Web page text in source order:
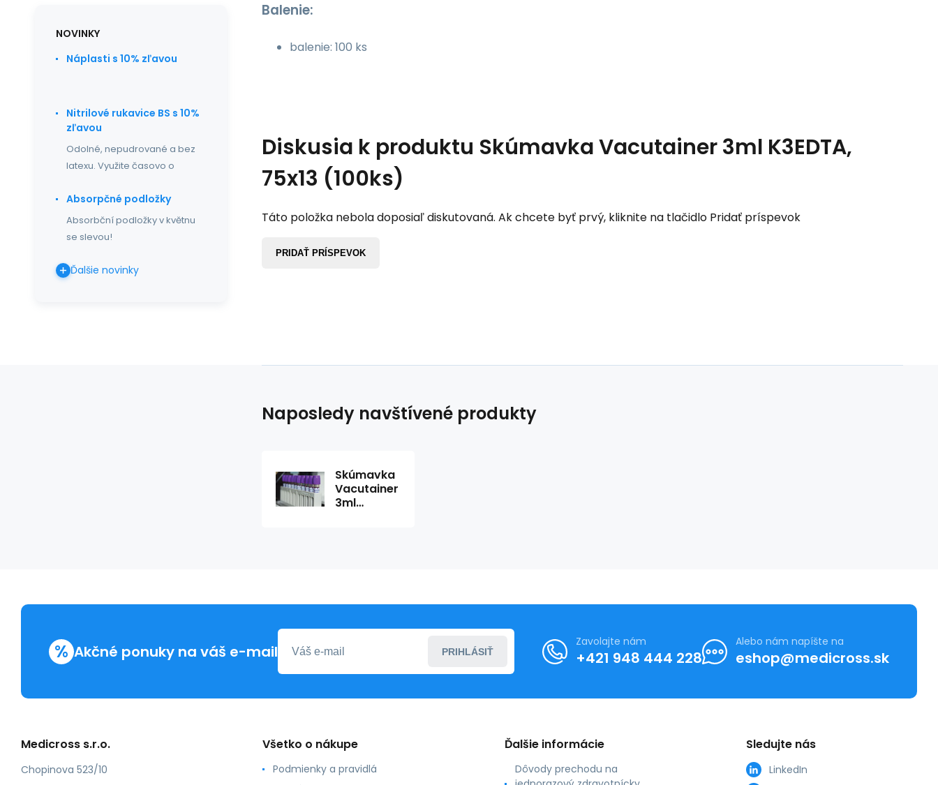
Balenie:
balenie: 100 ks
Diskusia k produktu Skúmavka Vacutainer 3ml K3EDTA,
75x13 (100ks)
Táto položka nebola doposiaľ diskutovaná. Ak chcete byť prvý, kliknite na tlačidlo Pridať príspevok
PRIDAŤ PRÍSPEVOK
NOVINKY
Náplasti s 10% zľavou
Nitrilové rukavice BS s 10%
zľavou
Odolné, nepudrované a bez
latexu. Využite časovo o
Absorpčné podložky
Absorbční podložky v květnu
se slevou!
Ďalšie novinky
Naposledy navštívené produkty
Skúmavka
Vacutainer
3ml
% Akčné ponuky na váš e-mail PRIHLÁSIŤ
Zavolajte nám
+421 948 444 228
Alebo nám napíšte na
eshop@medicross.sk
Medicross s.r.o.
Chopinova 523/10
Všetko o nákupe
Podmienky a pravidlá
Ďalšie informácie
Dôvody prechodu na
Sledujte nás
LinkedIn